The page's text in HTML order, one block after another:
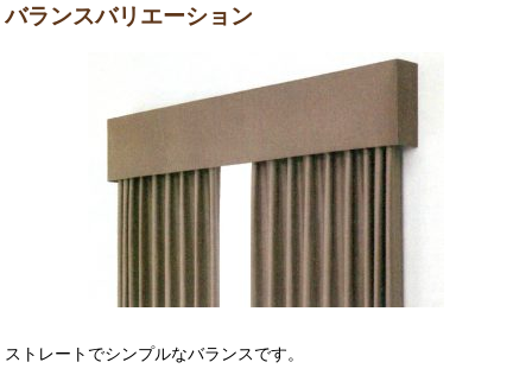
バランスバリエーション
ストレートでシンプルなバランスです。